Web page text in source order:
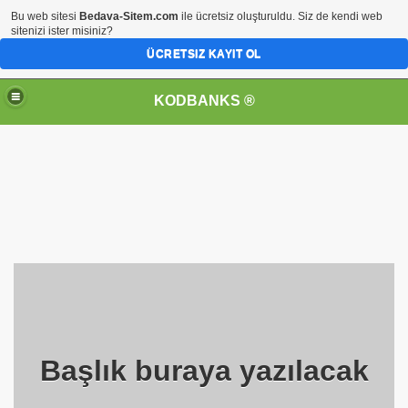
KODBANKS ®
Başlık buraya yazılacak
Bu web sitesi Bedava-Sitem.com ile ücretsiz oluşturuldu. Siz de kendi web
sitenizi ister misiniz?
ÜCRETSIZ KAYIT OL